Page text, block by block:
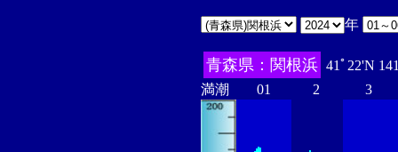
年
青森県：関根浜 41ﾟ22'N
満潮
01 2 3